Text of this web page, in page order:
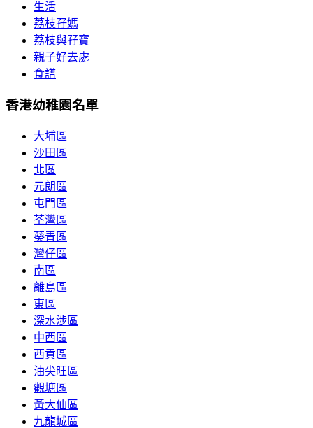
生活
荔枝孖媽
荔枝與孖寶
親子好去處
食譜
香港幼稚園名單
大埔區
沙田區
北區
元朗區
屯門區
荃灣區
葵青區
灣仔區
南區
離島區
東區
深水涉區
中西區
西貢區
油尖旺區
觀塘區
黃大仙區
九龍城區